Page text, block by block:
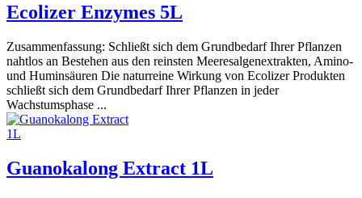
Ecolizer Enzymes 5L
Zusammenfassung: Schließt sich dem Grundbedarf Ihrer Pflanzen
nahtlos an Bestehen aus den reinsten Meeresalgenextrakten, Amino-
und Huminsäuren Die naturreine Wirkung von Ecolizer Produkten
schließt sich dem Grundbedarf Ihrer Pflanzen in jeder
Wachstumsphase ...
Guanokalong Extract 1L